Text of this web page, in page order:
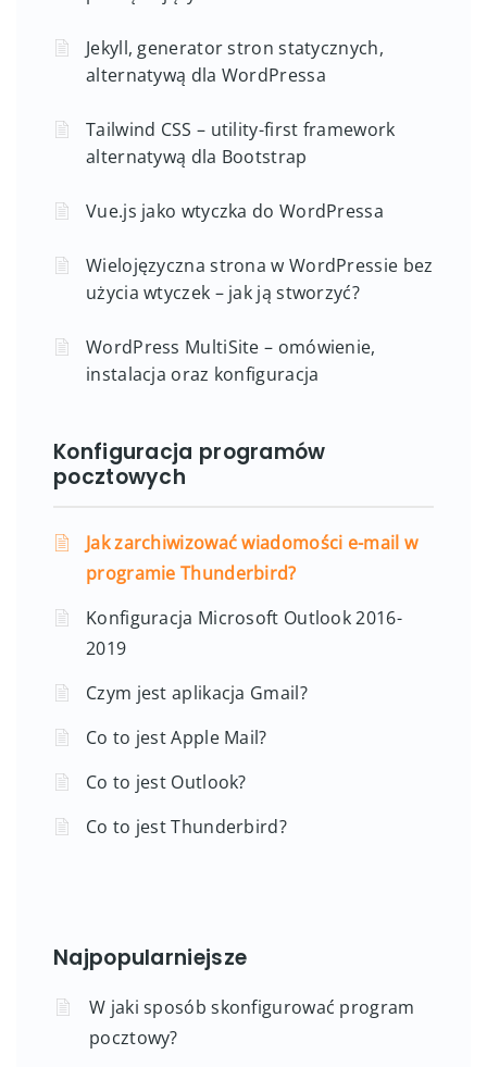
Jekyll, generator stron statycznych,
alternatywą dla WordPressa
Tailwind CSS – utility-first framework
alternatywą dla Bootstrap
Vue.js jako wtyczka do WordPressa
Wielojęzyczna strona w WordPressie bez
użycia wtyczek – jak ją stworzyć?
WordPress MultiSite – omówienie,
instalacja oraz konfiguracja
Konfiguracja programów
pocztowych
Jak zarchiwizować wiadomości e-mail w
programie Thunderbird?
Konfiguracja Microsoft Outlook 2016-
2019
Czym jest aplikacja Gmail?
Co to jest Apple Mail?
Co to jest Outlook?
Co to jest Thunderbird?
Najpopularniejsze
W jaki sposób skonfigurować program
pocztowy?